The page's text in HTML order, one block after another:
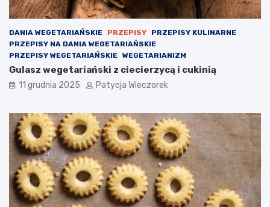
DANIA WEGETARIAŃSKIE PRZEPISY
PRZEPISY KULINARNE
PRZEPISY NA DANIA WEGETARIAŃSKIE
PRZEPISY WEGETARIAŃSKIE WEGETARIANIZM
Gulasz wegetariański z ciecierzycą i cukinią
11 grudnia 2025 Patycja Wieczorek